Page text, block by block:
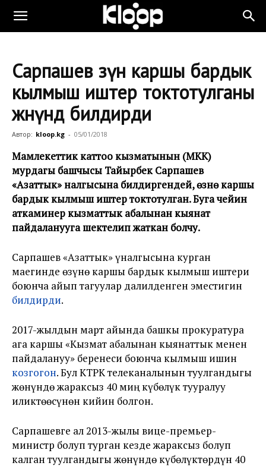
Сарпашев өзүнө каршы бардык
кылмыш иштер токтотулганы
жөнүндө билдирди
Автор: kloop.kg - 05/01/2018
Мамлекеттик каттоо кызматынын (МКК)
мурдагы башчысы Тайырбек Сарпашев
«Азаттык» үналгысына билдиргендей, өзүнө каршы
бардык кылмыш иштер токтотулган. Буга чейин
аткаминер кызматтык абалынан кыянат
пайдаланууга шектелип жаткан болчу.
Сарпашев «Азаттык» үналгысына курган
маегинде өзүнө каршы бардык кылмыш иштери
боюнча айып тагуулар далилденген эместигин
билдирди.
2017-жылдын март айында башкы прокуратура
ага каршы «Кызмат абалынан кыянаттык менен
пайдалануу» беренеси боюнча кылмыш ишин
козгогон. Бул КТРК телеканалынын туулгандыгы
жөнүндө жараксыз 40 миң күбөлүк тууралуу
иликтөөсүнөн кийин болгон.
Сарпашевге ал 2013-жылы вице-премьер-
министр болуп турган кезде жараксыз болуп
калган туулгандыгы жөнүндө күбөлүктөрдүн 40